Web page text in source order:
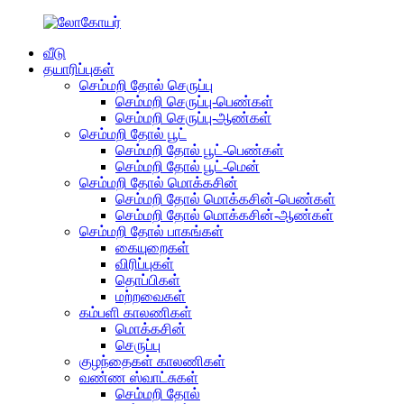
வீடு
தயாரிப்புகள்
செம்மறி தோல் செருப்பு
செம்மறி செருப்பு-பெண்கள்
செம்மறி செருப்பு-ஆண்கள்
செம்மறி தோல் பூட்
செம்மறி தோல் பூட்-பெண்கள்
செம்மறி தோல் பூட்-மென்
செம்மறி தோல் மொக்கசின்
செம்மறி தோல் மொக்கசின்-பெண்கள்
செம்மறி தோல் மொக்கசின்-ஆண்கள்
செம்மறி தோல் பாகங்கள்
கையுறைகள்
விரிப்புகள்
தொப்பிகள்
மற்றவைகள்
கம்பளி காலணிகள்
மொக்கசின்
செருப்பு
குழந்தைகள் காலணிகள்
வண்ண ஸ்வாட்சுகள்
செம்மறி தோல்